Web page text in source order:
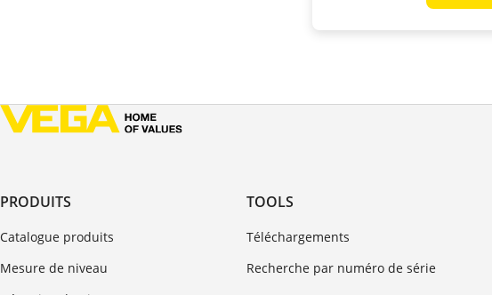
PRODUITS
Catalogue produits
Mesure de niveau
TOOLS
Téléchargements
Recherche par numéro de série